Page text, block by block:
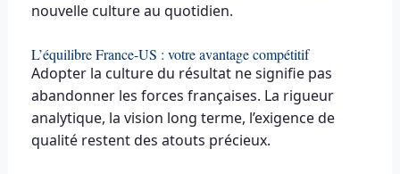
nouvelle culture au quotidien.
L’équilibre France-US : votre avantage compétitif
Adopter la culture du résultat ne signifie pas
abandonner les forces françaises. La rigueur
analytique, la vision long terme, l’exigence de
qualité restent des atouts précieux.